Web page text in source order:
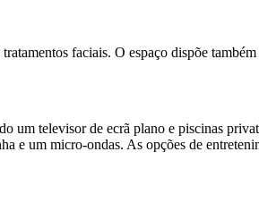
faciais. O espaço dispõe
um televisor de ecrã plano e piscinas
e um micro-ondas. As opções de